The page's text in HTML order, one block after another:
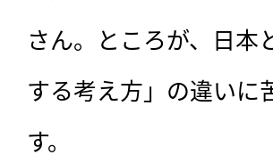
さん。ところが、日本
する考え方」の違いに
す。